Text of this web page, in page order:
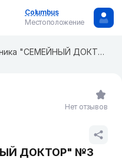
Columbus
Местоположение
Поликлиника "СЕМЕЙНЫЙ ДОКТОР" №3
ДОКТОР" №3
Нет отзывов